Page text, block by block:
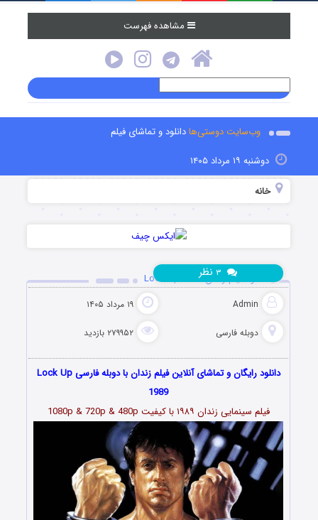
مشاهده فهرست
وب‌سایت دوستی‌هادانلود و تماشای فیلم
دوشنبه ۱۹ مرداد ۱۴۰۵
خانه
دانلود فیلم زندان Lock Up 1989
Admin ۱۹ مرداد ۱۴۰۵
دوبله فارسی ۲۷۹۹۵۲ بازدید
نظر
دانلود رایگان و تماشای آنلاین فیلم زندان با دوبله فارسی Lock Up
1989
فیلم سینمایی زندان ۱۹۸۹ با کیفیت 1080p & 720p & 480p